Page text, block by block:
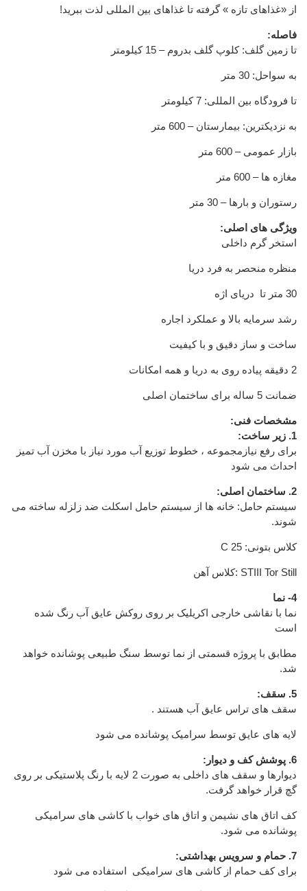
از «غذاهای تازه » گرفته تا غذاهای بین المللی لذت ببرید!
فاصله:
تا زمین گلف: کلوپ گلف بدروم – 15 کیلومتر
به سواحل: 30 متر
تا فرودگاه بین المللی: 7 کیلومتر
به نزدیکترین: بیمارستان – 600 متر
بازار عمومی – 600 متر
مغازه ها – 600 متر
رستوران و بارها – 30 متر
ویژگی های اصلی:
استخر گرم داخلی
منظره منحصر به فرد دریا
30 متر تا دریای اژه
رشد سرمایه بالا و عملکرد اجاره
ساخت و ساز دقیق و با کیفیت
2 دقیقه پیاده روی به دریا و همه امکانات
ضمانت 5 ساله برای ساختمان اصلی
مشخصات فنی:
1. زیر ساخت:
برای رفع نیازمجموعه ، خطوط توزیع آب مورد نیاز با مخزن آب تمیز
احداث می شود
2. ساختمان اصلی:
سیستم حامل: خانه ها از سیستم حامل اسکلت ضد زلزله ساخته می
شوند.
کلاس بتونی: C 25
کلاس آهن: STIII Tor Still
4- نما
نما با نقاشی خارجی اکریلیک بر روی روکش عایق آب رنگ شده
است
مطابق با پروژه قسمتی از نما توسط سنگ طبیعی پوشانده خواهد
شد.
5. سقف:
سقف های تراس عایق آب هستند .
لایه های عایق توسط سرامیک پوشانده می شود
6. پوشش کف و دیوار:
دیوارها و سقف های داخلی به صورت 2 لایه با رنگ پلاستیکی بر روی
گچ قرار خواهد گرفت.
کف اتاق های نشیمن و اتاق های خواب با کاشی های سرامیکی
پوشانده می شود.
7. حمام و سرویس بهداشتی:
برای کف حمام از کاشی های سرامیکی استفاده می شود